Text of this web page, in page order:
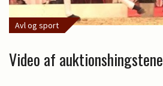
Avl og sport
Video af auktionshingstene